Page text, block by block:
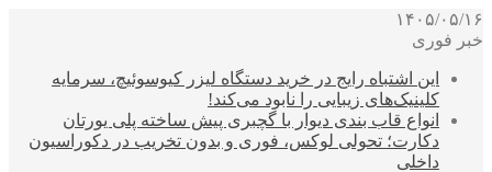
۱۴۰۵/۰۵/۱۶
خبر فوری
این اشتباه رایج در خرید دستگاه لیزر کیوسوئیچ، سرمایه
کلینیک‌های زیبایی را نابود می‌کند!
انواع قاب بندی دیوار با گچبری پیش ساخته پلی یورتان
دکارت؛ تحولی لوکس، فوری و بدون تخریب در دکوراسیون
داخلی